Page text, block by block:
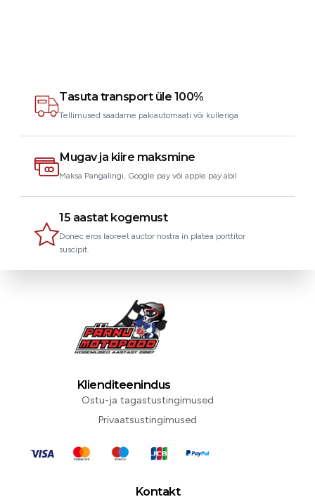
Tasuta transport üle 100%
Tellimused saadame pakiautomaati või kulleriga
Mugav ja kiire maksmine
Maksa Pangalingi, Google pay või apple pay abil
15 aastat kogemust
Donec eros laoreet auctor nostra in platea porttitor
suscipit.
Klienditeenindus
Ostu-ja tagastustingimused
Privaatsustingimused
Kontakt